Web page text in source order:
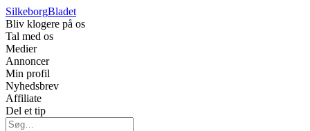
SilkeborgBladet
Bliv klogere på os
Tal med os
Medier
Annoncer
Min profil
Nyhedsbrev
Affiliate
Del et tip